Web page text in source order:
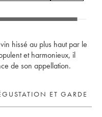
hissé au plus haut par le
et harmonieux, il
de son appellation.
ET GARDE